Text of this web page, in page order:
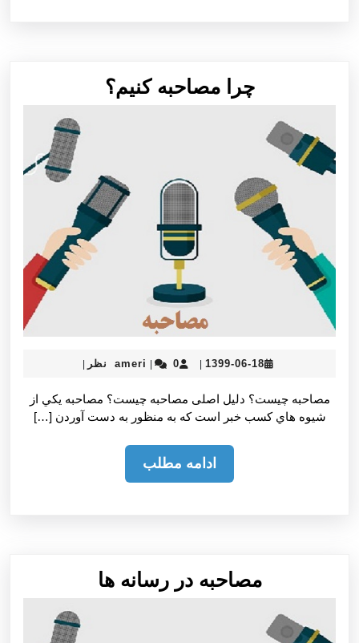
چرا مصاحبه كنيم؟
مصاحبه
كنيم؟
1399-06-18
1399-
18
|
ameri
ameri | 0 نظر |
مصاحبه چيست؟ دلیل اصلی مصاحبه چیست؟ مصاحبه يكي از
شيوه هاي كسب خبر است كه به منظور به دست آوردن […]
ادامه مطلب
مطلب
مصاحبه در رسانه ها
رسانه